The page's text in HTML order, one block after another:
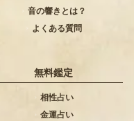
音の響きとは？
よくある質問
無料鑑定
相性占い
金運占い